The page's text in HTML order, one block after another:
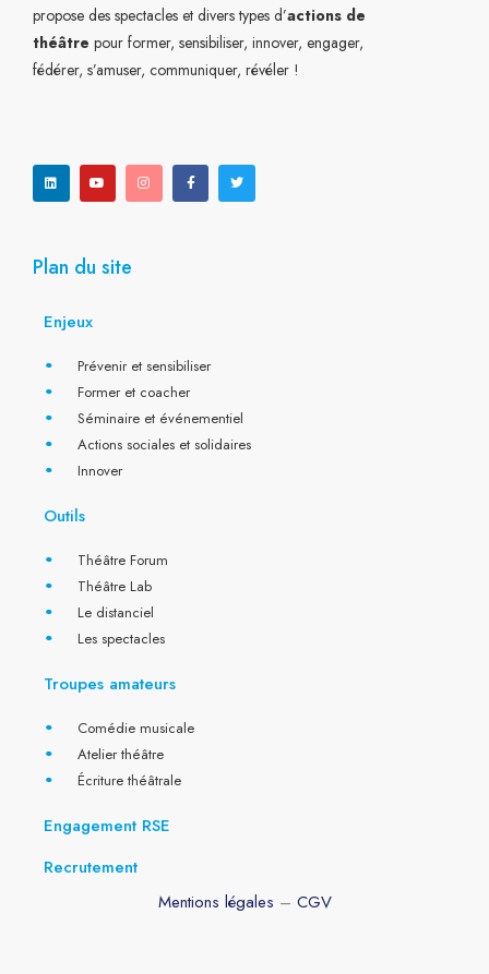
propose des spectacles et divers types d’actions de
théâtre pour former, sensibiliser, innover, engager,
fédérer, s’amuser, communiquer, révéler !
n
k
e
d
u
t
u
b
s
t
a
g
c
e
b
o
i
t
t
e
Plan du site
Enjeux
Prévenir et sensibiliser
Former et coacher
Séminaire et événementiel
Actions sociales et solidaires
Innover
Outils
Théâtre Forum
Théâtre Lab
Le distanciel
Les spectacles
Troupes amateurs
Comédie musicale
Atelier théâtre
Écriture théâtrale
Engagement RSE
Recrutement
Mentions légales – CGV